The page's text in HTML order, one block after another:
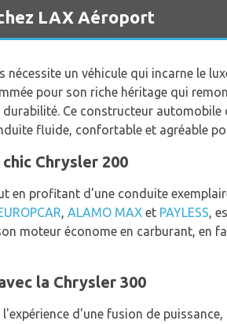
LAX Aéroport
un véhicule qui incarne le
pour son riche héritage qui
Ce constructeur automobile
fluide, confortable et agréable
Chrysler 200
en profitant d'une conduite
, ALAMO MAX et PAYLESS,
moteur économe en carburant, en
la Chrysler 300
d'une fusion de